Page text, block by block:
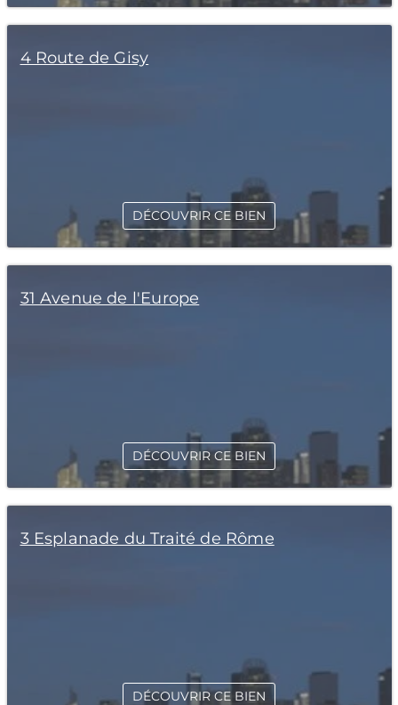
4 Route de Gisy
DÉCOUVRIR CE BIEN
31 Avenue de l'Europe
DÉCOUVRIR CE BIEN
3 Esplanade du Traité de Rôme
DÉCOUVRIR CE BIEN